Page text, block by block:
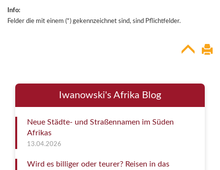
Info:
Felder die mit einem (*) gekennzeichnet sind, sind Pflichtfelder.
Iwanowski's Afrika Blog
Neue Städte- und Straßennamen im Süden
Afrikas
13.04.2026
Wird es billiger oder teurer? Reisen in das